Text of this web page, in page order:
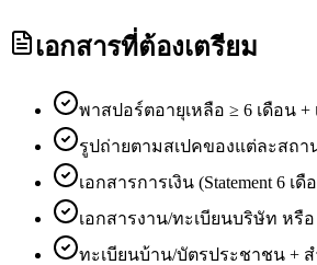
เอกสารที่ต้องเตรียม
พาสปอร์ตอายุเหลือ ≥ 6 เดือน +
รูปถ่ายตามสเปคของแต่ละสถา
เอกสารการเงิน (Statement 6 เ
เอกสารงาน/ทะเบียนบริษัท หรื
ทะเบียนบ้าน/บัตรประชาชน + ส